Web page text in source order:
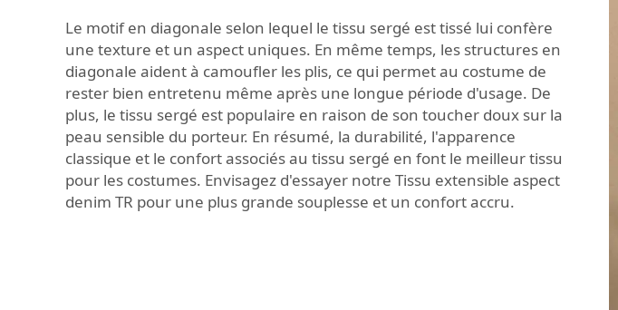
Le motif en diagonale selon lequel le tissu sergé est tissé lui confère
une texture et un aspect uniques. En même temps, les structures en
diagonale aident à camoufler les plis, ce qui permet au costume de
rester bien entretenu même après une longue période d'usage. De
plus, le tissu sergé est populaire en raison de son toucher doux sur la
peau sensible du porteur. En résumé, la durabilité, l'apparence
classique et le confort associés au tissu sergé en font le meilleur tissu
pour les costumes. Envisagez d'essayer notre Tissu extensible aspect
denim TR pour une plus grande souplesse et un confort accru.